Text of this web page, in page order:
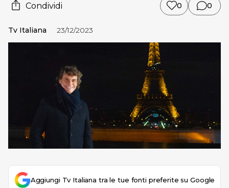
Condividi 0 0
Tv Italiana 23/12/2023
Aggiungi Tv Italiana tra le tue fonti preferite su Google